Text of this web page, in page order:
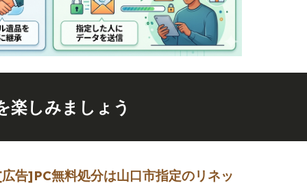
楽しみましょう
告]PC無料処分は山口市指定のリネッ